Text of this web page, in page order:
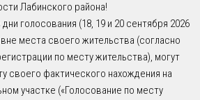
Лабинского района!
голосования (18, 19 и 20 сентября 2026
вне места своего жительства (согласно
по месту жительства), могут
своего фактического нахождения на
участке («Голосование по месту